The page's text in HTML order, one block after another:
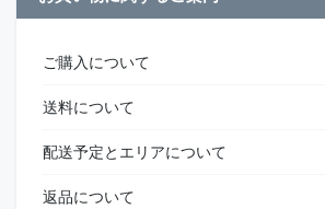
ご購入について
送料について
配送予定とエリアについて
返品について